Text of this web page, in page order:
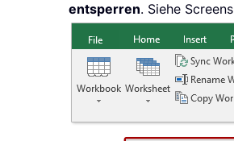
entsperren. Siehe